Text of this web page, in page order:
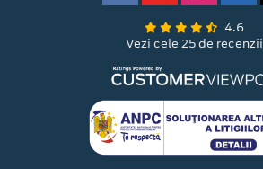
4.6
Vezi cele 25 de recenzii